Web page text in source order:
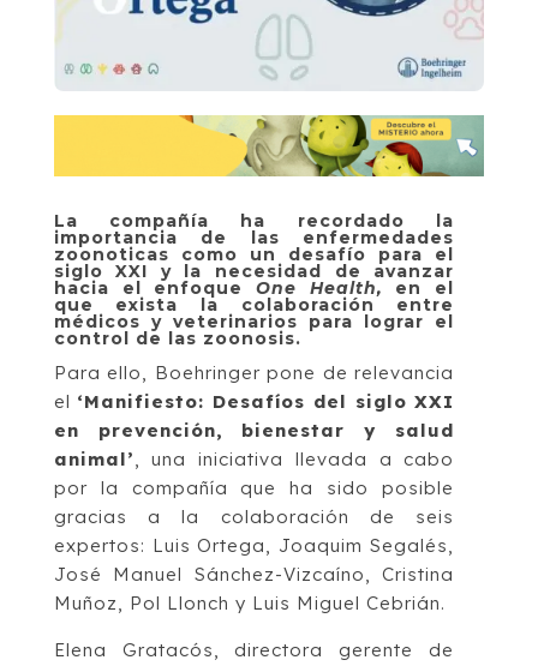
La compañía ha recordado la
importancia de las enfermedades
zoonoticas como un desafío para el
siglo XXI y la necesidad de avanzar
hacia el enfoque One Health, en el
que exista la colaboración entre
médicos y veterinarios para lograr el
control de las zoonosis.
Para ello, Boehringer pone de relevancia
el ‘Manifiesto: Desafíos del siglo XXI
en prevención, bienestar y salud
animal’, una iniciativa llevada a cabo
por la compañía que ha sido posible
gracias a la colaboración de seis
expertos: Luis Ortega, Joaquim Segalés,
José Manuel Sánchez-Vizcaíno, Cristina
Muñoz, Pol Llonch y Luis Miguel Cebrián.
Elena Gratacós, directora gerente de